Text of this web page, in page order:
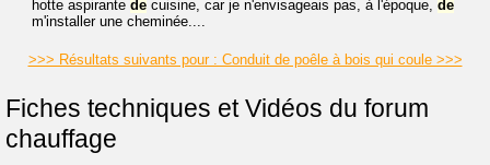
hotte aspirante de cuisine, car je n'envisageais pas, à l'époque, de
m'installer une cheminée....
>>> Résultats suivants pour : Conduit de poêle à bois qui coule >>>
Fiches techniques et Vidéos du forum
chauffage